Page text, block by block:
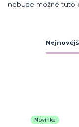
nebude možné tuto
Novinka